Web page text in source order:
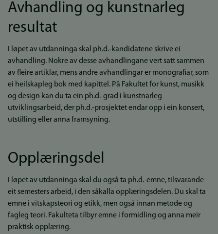
Avhandling og kunstnarleg
resultat
I løpet av utdanninga skal ph.d.-kandidatene skrive ei
avhandling. Nokre av desse avhandlingane vert satt sammen
av fleire artiklar, mens andre avhandlingar er monografiar, som
ei heilskapleg bok med kapittel. På Fakultet for kunst, musikk
og design kan du ta ein ph.d.-grad i kunstnarleg
utviklingsarbeid, der ph.d.-prosjektet endar opp i ein konsert,
utstilling eller anna framsyning.
Opplæringsdel
I løpet av utdanninga skal du også ta ph.d.-emne, tilsvarande
eit semesters arbeid, i den såkalla opplæringsdelen. Du skal ta
emne i vitskapsteori og etikk, men også innan metode og
fagleg teori. Fakulteta tilbyr emne i formidling og anna meir
praktisk opplæring.